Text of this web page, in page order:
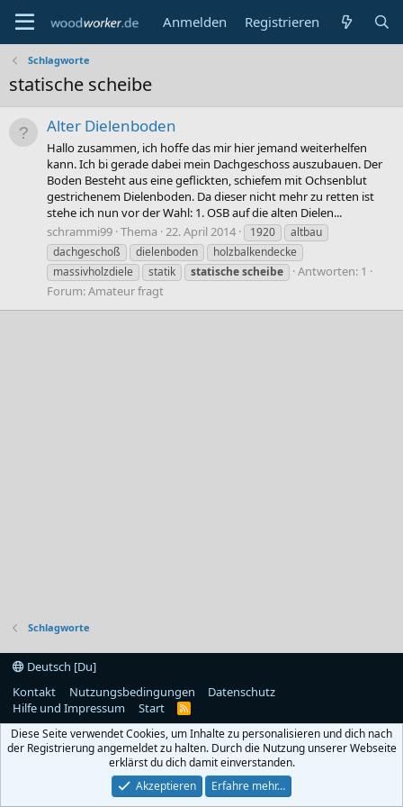
Anmelden Registrieren
Schlagworte
statische scheibe
Alter Dielenboden
Hallo zusammen, ich hoffe das mir hier jemand weiterhelfen
kann. Ich bi gerade dabei mein Dachgeschoss auszubauen. Der
Boden Besteht aus eine geflickten, schiefem mit Ochsenblut
gestrichenem Dielenboden. Da dieser nicht mehr zu retten ist
stehe ich nun vor der Wahl: 1. OSB auf die alten Dielen...
schrammi99 Thema 22. April 2014 1920
altbau
dachgeschoß
dielenboden
holzbalkendecke
massivholzdiele
statik statischescheibe
Antworten: 1
Forum:Amateur fragt
Schlagworte
Deutsch [Du]
Kontakt
Nutzungsbedingungen
Datenschutz
Hilfe und Impressum
Start
R
S
Diese Seite verwendet Cookies, um Inhalte zu personalisieren und dich nach
der Registrierung angemeldet zu halten. Durch die Nutzung unserer Webseite
erklärst du dich damit einverstanden.
Akzeptieren
Erfahre mehr…